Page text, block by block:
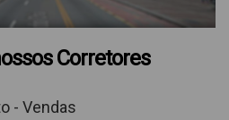
Corretores
- Vendas